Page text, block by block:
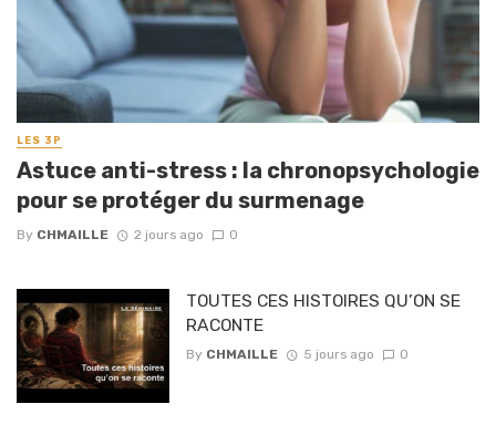
LES 3P
Astuce anti-stress : la chronopsychologie
pour se protéger du surmenage
By CHMAILLE 2 jours ago 0
TOUTES CES HISTOIRES QU’ON SE
RACONTE
By CHMAILLE 5 jours ago 0